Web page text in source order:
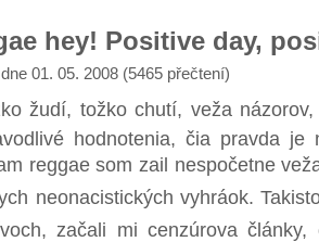
hey! Positive day,
01. 05. 2008 (5465 přečtení)
žudí, tožko chutí, veža názorov,
hodnotenia, čia pravda je
reggae som zail nespočetne
neonacistických vyhráok.
začali mi cenzúrova